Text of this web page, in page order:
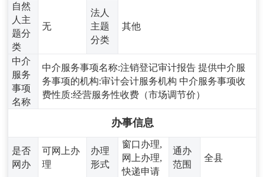
自然
人主
题分
类
无
法人
主题
分类
其他
中介
服务
事项
名称
中介服务事项名称:注销登记审计报告 提供中介服
务事项的机构:审计会计服务机构 中介服务事项收
费性质:经营服务性收费（市场调节价）
办事信息
是否
网办
可网上办
理
办理
形式
窗口办理,
网上办理,
快递申请
通办
范围
全县